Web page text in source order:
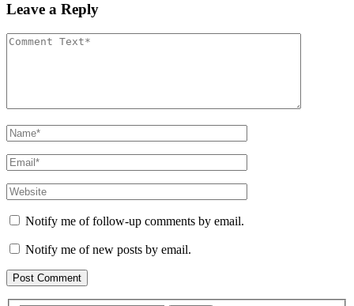
Leave a Reply
Notify me of follow-up comments by email.
Notify me of new posts by email.